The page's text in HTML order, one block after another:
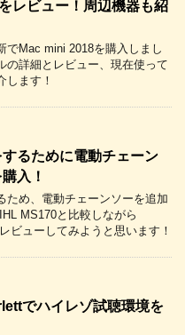
レビュー！周辺機器も紹
でMac mini 2018を購入しまし
の詳細とレビュー、現在使って
します！
るために電動チェーン
入！
ため、電動チェーンソーを追加
MS170と比較しながら
ビューしてみようと思います！
でハイレゾ試聴環境を